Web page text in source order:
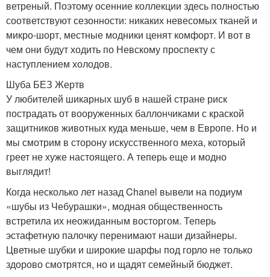
ветреный. Поэтому осенние коллекции здесь полностью
соответствуют сезонности: никаких невесомых тканей и
микро-шорт, местные модники ценят комфорт. И вот в
чем они будут ходить по Невскому проспекту с
наступлением холодов.
Шуба БЕЗ Жертв
У любителей шикарных шуб в нашей стране риск
пострадать от вооруженных баллончиками с краской
защитников животных куда меньше, чем в Европе. Но и
мы смотрим в сторону искусственного меха, который
греет не хуже настоящего. А теперь еще и модно
выглядит!
Когда несколько лет назад Chanel вывели на подиум
«шубы из Чебурашки», модная общественность
встретила их неожиданным восторгом. Теперь
эстафетную палочку перенимают наши дизайнеры.
Цветные шубки и широкие шарфы под горло не только
здорово смотрятся, но и щадят семейный бюджет.